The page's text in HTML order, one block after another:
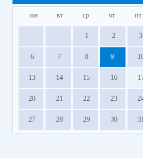
пн вт ср чт пт
1 2 3
6 7 8 9
13 14 15 16
20 21 22 23
27 28 29 30 31